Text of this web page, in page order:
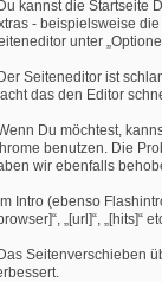
kannst die Startseite
- beispielsweise
unter
Seiteneditor ist
das den Editor
Du möchtest,
benutzen. Die
wir ebenfalls
Intro (ebenso
„[url]“, „[hits]“
Seitenverschieben